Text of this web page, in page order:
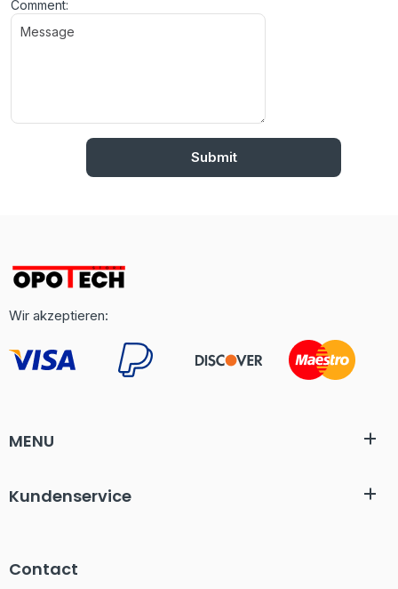
Comment:
Wir akzeptieren:
MENU
Kundenservice
Contact